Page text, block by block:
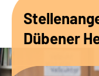
Unsere Angebote
Dübener